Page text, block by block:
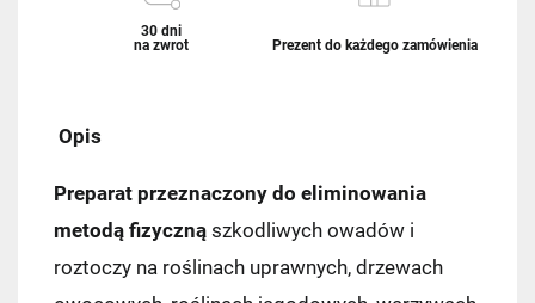
30 dni
na zwrot
Prezent do każdego zamówienia
Opis
Preparat przeznaczony do eliminowania
metodą fizyczną szkodliwych owadów i
roztoczy na roślinach uprawnych, drzewach